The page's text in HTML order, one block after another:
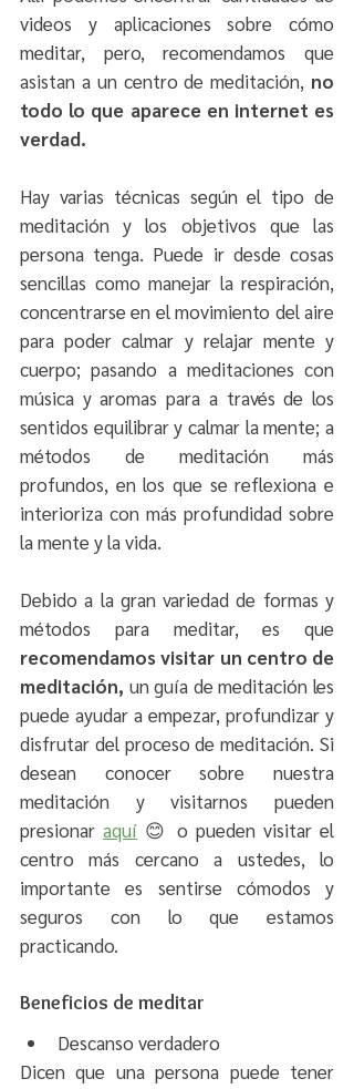
videos y aplicaciones sobre cómo
meditar, pero, recomendamos que
asistan a un centro de meditación, no
todo lo que aparece en internet es
verdad.
Hay varias técnicas según el tipo de
meditación y los objetivos que las
persona tenga. Puede ir desde cosas
sencillas como manejar la respiración,
concentrarse en el movimiento del aire
para poder calmar y relajar mente y
cuerpo; pasando a meditaciones con
música y aromas para a través de los
sentidos equilibrar y calmar la mente; a
métodos de meditación más
profundos, en los que se reflexiona e
interioriza con más profundidad sobre
la mente y la vida.
Debido a la gran variedad de formas y
recomendamos visitar un centro de
meditación, un guía de meditación les
puede ayudar a empezar, profundizar y
disfrutar del proceso de meditación. Si
desean conocer sobre nuestra
meditación y visitarnos pueden
presionar aquí 😊 o pueden visitar el
centro más cercano a ustedes, lo
importante es sentirse cómodos y
seguros con lo que estamos
practicando.
Beneficios de meditar
Descanso verdadero
Dicen que una persona puede tener